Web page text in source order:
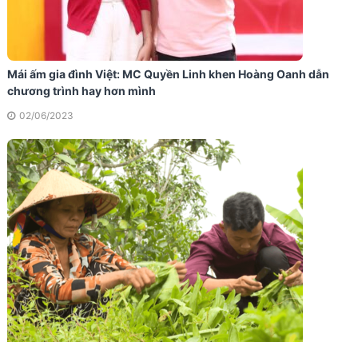
Mái ấm gia đình Việt: MC Quyền Linh khen Hoàng Oanh dẫn
chương trình hay hơn mình
02/06/2023